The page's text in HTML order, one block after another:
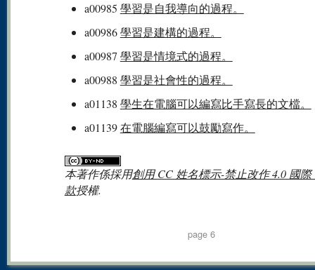
a00985 學習是自我導向的過程。
a00986學習是建構的過程。
a00987 學習是情境式的過程。
a00988 學習是社會性的過程。
a01138 學生在電腦可以編寫比手寫長的文檔。
a01139在電腦編寫可以鼓勵寫作。
本著作係採用創用 CC 姓名標示-禁止改作 4.0 國際
款授權.
page 6